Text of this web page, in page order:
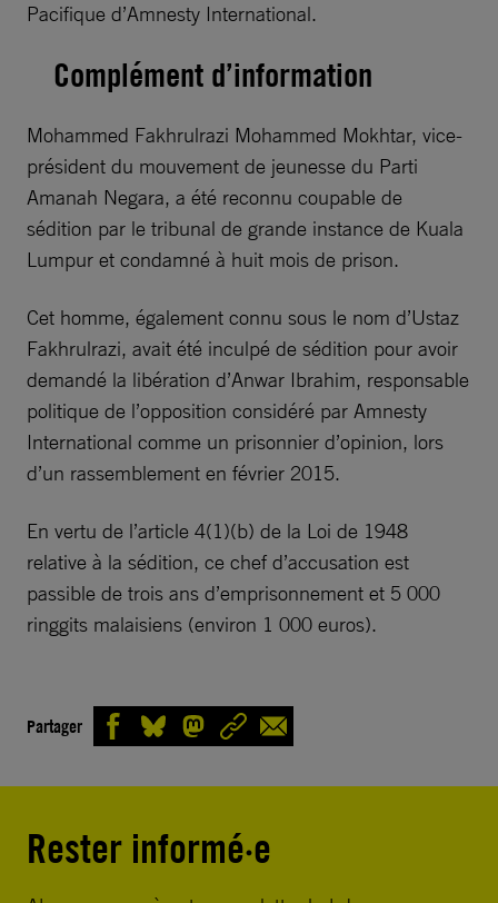
Pacifique d’Amnesty International.
Complément d’information
Mohammed Fakhrulrazi Mohammed Mokhtar, vice-
président du mouvement de jeunesse du Parti
Amanah Negara, a été reconnu coupable de
sédition par le tribunal de grande instance de Kuala
Lumpur et condamné à huit mois de prison.
Cet homme, également connu sous le nom d’Ustaz
Fakhrulrazi, avait été inculpé de sédition pour avoir
demandé la libération d’Anwar Ibrahim, responsable
politique de l’opposition considéré par Amnesty
International comme un prisonnier d’opinion, lors
d’un rassemblement en février 2015.
En vertu de l’article 4(1)(b) de la Loi de 1948
relative à la sédition, ce chef d’accusation est
passible de trois ans d’emprisonnement et 5 000
ringgits malaisiens (environ 1 000 euros).
Partager
Rester informé·e